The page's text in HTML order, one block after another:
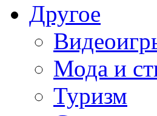
Другое
Мода и
Туризм